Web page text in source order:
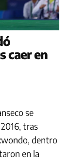
caer en
se
tras
dentro
en la